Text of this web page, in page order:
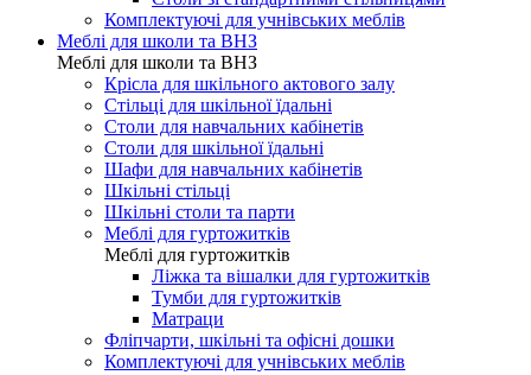
Комплектуючі для учнівських меблів
Меблі для школи та ВНЗ
Меблі для школи та ВНЗ
Крісла для шкільного актового залу
Стільці для шкільної їдальні
Столи для навчальних кабінетів
Столи для шкільної їдальні
Шафи для навчальних кабінетів
Шкільні стільці
Шкільні столи та парти
Меблі для гуртожитків
Меблі для гуртожитків
Ліжка та вішалки для гуртожитків
Тумби для гуртожитків
Матраци
Фліпчарти, шкільні та офісні дошки
Комплектуючі для учнівських меблів